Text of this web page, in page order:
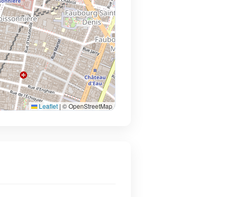
Leaflet | © OpenStreetMap